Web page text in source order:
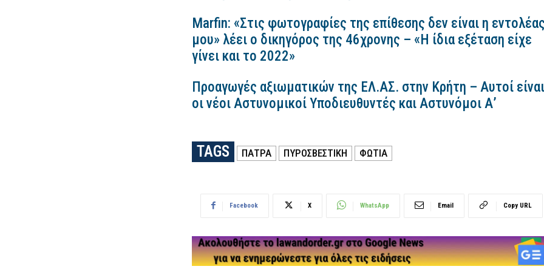
Marfin: «Στις φωτογραφίες της επίθεσης δεν είναι η εντολέας
μου» λέει ο δικηγόρος της 46χρονης – «Η ίδια εξέταση είχε
γίνει και το 2022»
Προαγωγές αξιωματικών της ΕΛ.ΑΣ. στην Κρήτη – Αυτοί είναι
οι νέοι Αστυνομικοί Υποδιευθυντές και Αστυνόμοι Α’
TAGS ΠΑΤΡΑ ΠΥΡΟΣΒΕΣΤΙΚΗ ΦΩΤΙΑ
Facebook X WhatsApp Email Copy URL